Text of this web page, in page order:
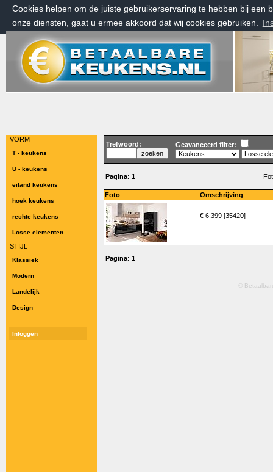
Cookies helpen om de juiste gebruikerservaring te hebben bij een
onze diensten, gaat u ermee akkoord dat wij cookies gebruiken.
zaterdag 8 augustus 2026, 23:17 uur
Welkom bij Betaalbarekeukens.nl
VORM
T - keukens
U - keukens
eiland keukens
hoek keukens
rechte keukens
Losse elementen
STIJL
Klassiek
Modern
Landelijk
Design
Inloggen
Trefwoord: Geavanceerd filter:
Pagina: 1
Foto Omschrijving
€ 6.399 [35420]
Pagina: 1
©